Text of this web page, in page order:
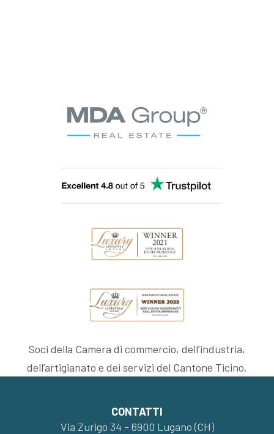
Soci della Camera di commercio, dell’industria,
dell’artigianato e dei servizi del Cantone Ticino.
CONTATTI
Via Zurigo 34 - 6900 Lugano (CH)